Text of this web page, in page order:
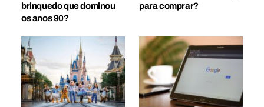
brinquedo que dominou
os anos 90?
para comprar?